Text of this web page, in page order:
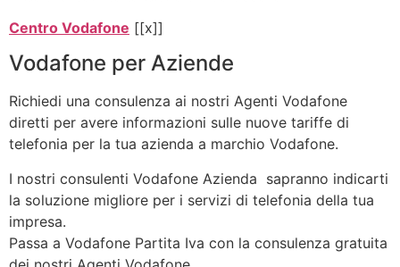
Centro Vodafone [[x]]
Vodafone per Aziende
Richiedi una consulenza ai nostri Agenti Vodafone
diretti per avere informazioni sulle nuove tariffe di
telefonia per la tua azienda a marchio Vodafone.
I nostri consulenti Vodafone Azienda sapranno indicarti
la soluzione migliore per i servizi di telefonia della tua
impresa.
Passa a Vodafone Partita Iva con la consulenza gratuita